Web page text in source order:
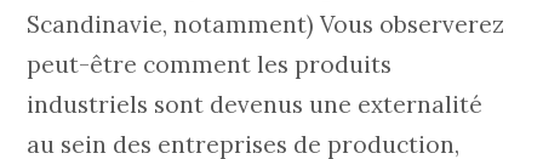
Scandinavie, notamment) Vous observerez
peut-être comment les produits
industriels sont devenus une externalité
au sein des entreprises de production,